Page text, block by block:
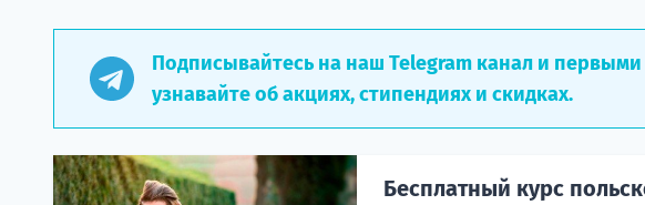
Подписывайтесь на наш Telegram канал и первыми
узнавайте об акциях, стипендиях и скидках.
Бесплатный курс